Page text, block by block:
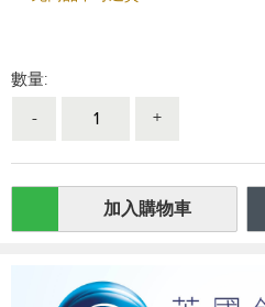
數量:
- +
加入購物車